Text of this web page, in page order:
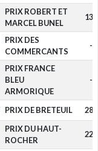
PRIX ROBERT ET
MARCEL BUNEL
130
PRIX DES
COMMERCANTS
-
PRIX FRANCE
BLEU
ARMORIQUE
-
PRIX DE BRETEUIL 280
PRIX DU HAUT-
ROCHER
220